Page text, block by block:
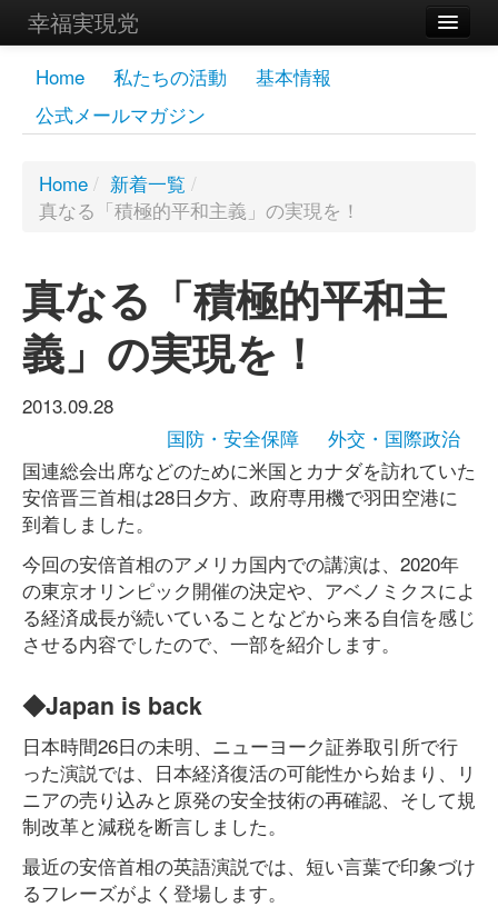
幸福実現党
メンバーズページ
党員
お問い合わせ
Home 私たちの活動
基本情報
公式メールマガジン
Home / 新着一覧 /
真なる「積極的平和主義」の実現を！
真なる「積極的平和主
義」の実現を！
2013.09.28
国防・安全保障
外交・国際政治
国連総会出席などのために米国とカナダを訪れていた
安倍晋三首相は28日夕方、政府専用機で羽田空港に
到着しました。
今回の安倍首相のアメリカ国内での講演は、2020年
の東京オリンピック開催の決定や、アベノミクスによ
る経済成長が続いていることなどから来る自信を感じ
させる内容でしたので、一部を紹介します。
◆Japan is back
日本時間26日の未明、ニューヨーク証券取引所で行
った演説では、日本経済復活の可能性から始まり、リ
ニアの売り込みと原発の安全技術の再確認、そして規
制改革と減税を断言しました。
最近の安倍首相の英語演説では、短い言葉で印象づけ
るフレーズがよく登場します。